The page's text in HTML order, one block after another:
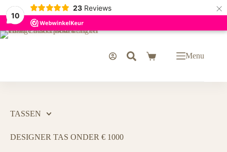
10
23 Reviews ×
Menu
TASSEN
DESIGNER TAS ONDER € 1000